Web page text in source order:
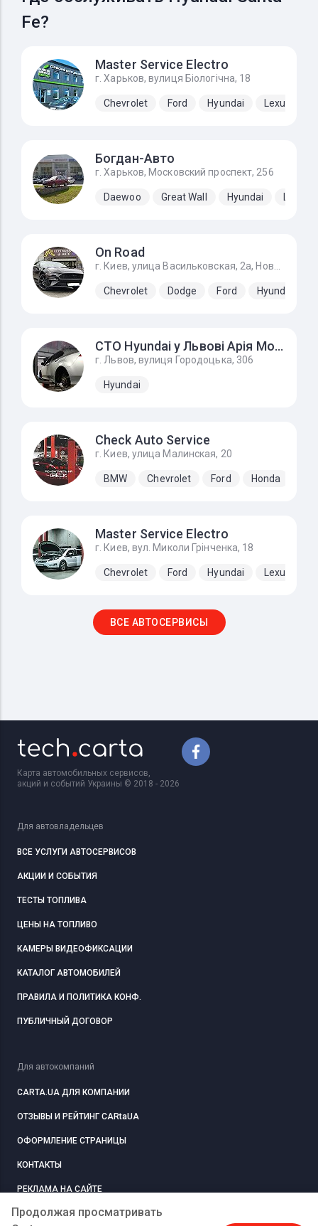
Fe?
Master Service Electro
г. Харьков, вулиця Біологічна, 18
Chevrolet Ford Hyundai Lexus
Богдан-Авто
г. Харьков, Московский проспект, 256
Daewoo Great Wall Hyundai Lifan
On Road
Chevrolet Dodge Ford Hyundai
СТО Hyundai у Львові Арія Моторс
г. Львов, вулиця Городоцька, 306
Hyundai
Check Auto Service
г. Киев, улица Малинская, 20
BMW Chevrolet Ford Honda
Master Service Electro
г. Киев, вул. Миколи Грінченка, 18
Chevrolet Ford Hyundai Lexus
ВСЕ АВТОСЕРВИСЫ
Продолжая просматривать
Карта автомобильных сервисов,
акций и событий Украины © 2018 - 2026
Для автовладельцев
ВСЕ УСЛУГИ АВТОСЕРВИСОВ
АКЦИИ И СОБЫТИЯ
ТЕСТЫ ТОПЛИВА
ЦЕНЫ НА ТОПЛИВО
КАМЕРЫ ВИДЕОФИКСАЦИИ
КАТАЛОГ АВТОМОБИЛЕЙ
ПРАВИЛА И ПОЛИТИКА КОНФ.
ПУБЛИЧНЫЙ ДОГОВОР
Для автокомпаний
CARTA.UA ДЛЯ КОМПАНИИ
ОТЗЫВЫ И РЕЙТИНГ CARtaUA
ОФОРМЛЕНИЕ СТРАНИЦЫ
КОНТАКТЫ
РЕКЛАМА НА САЙТЕ